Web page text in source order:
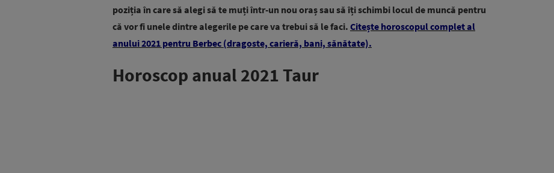
poziția în care să alegi să te muți într-un nou oraș sau să îți schimbi locul de muncă pentru
că vor fi unele dintre alegerile pe care va trebui să le faci. Citește horoscopul complet al
anului 2021 pentru Berbec (dragoste, carieră, bani, sănătate).
Horoscop anual 2021 Taur